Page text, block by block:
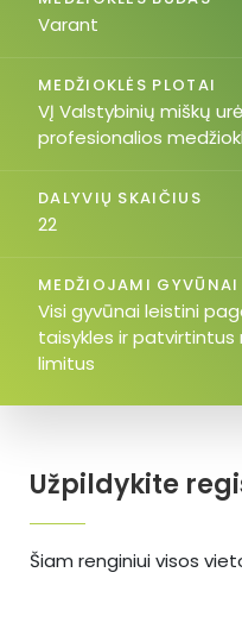
Užpildykite
Šiam renginiui visos
Varant
MEDŽIOKLĖS PLOTAI
VĮ Valstybinių miškų
profesionalios
DALYVIŲ SKAIČIUS
22
MEDŽIOJAMI GYVŪNAI
Visi gyvūnai leistini
taisykles ir
limitus